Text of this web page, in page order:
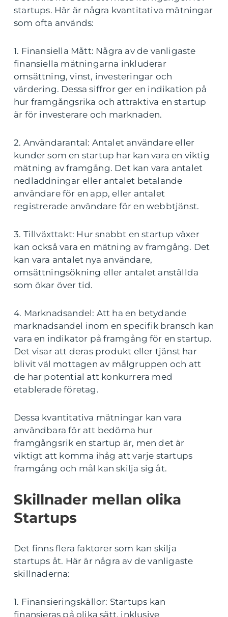
startups. Här är några kvantitativa mätningar
som ofta används:
1. Finansiella Mått: Några av de vanligaste
finansiella mätningarna inkluderar
omsättning, vinst, investeringar och
värdering. Dessa siffror ger en indikation på
hur framgångsrika och attraktiva en startup
är för investerare och marknaden.
2. Användarantal: Antalet användare eller
kunder som en startup har kan vara en viktig
mätning av framgång. Det kan vara antalet
nedladdningar eller antalet betalande
användare för en app, eller antalet
registrerade användare för en webbtjänst.
3. Tillväxttakt: Hur snabbt en startup växer
kan också vara en mätning av framgång. Det
kan vara antalet nya användare,
omsättningsökning eller antalet anställda
som ökar över tid.
4. Marknadsandel: Att ha en betydande
marknadsandel inom en specifik bransch kan
vara en indikator på framgång för en startup.
Det visar att deras produkt eller tjänst har
blivit väl mottagen av målgruppen och att
de har potential att konkurrera med
etablerade företag.
Dessa kvantitativa mätningar kan vara
användbara för att bedöma hur
framgångsrik en startup är, men det är
viktigt att komma ihåg att varje startups
framgång och mål kan skilja sig åt.
Skillnader mellan olika
Startups
Det finns flera faktorer som kan skilja
startups åt. Här är några av de vanligaste
skillnaderna:
1. Finansieringskällor: Startups kan
finansieras på olika sätt, inklusive